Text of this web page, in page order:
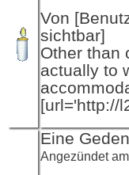
Von
sichtbar]
Other than
actually to
[url='http://
Eine
Angezündet